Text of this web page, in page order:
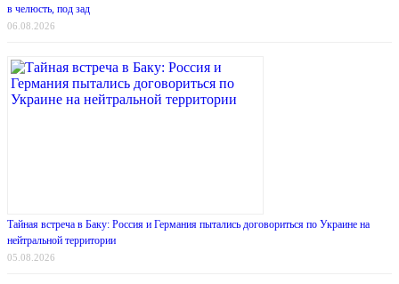
в челюсть, под зад
06.08.2026
Тайная встреча в Баку: Россия и Германия пытались договориться по Украине на
нейтральной территории
05.08.2026